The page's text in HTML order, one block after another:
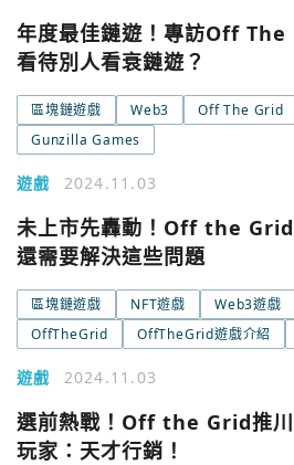
年度最佳鏈遊！專訪Off The
看待別人看衰鏈遊？
區塊鏈遊戲 Web3 Off The Grid
Gunzilla Games
遊戲 2024.11.03
未上市先轟動！Off the Grid
還需要解決這些問題
區塊鏈遊戲 NFT遊戲 Web3遊戲
OffTheGrid
OffTheGrid遊戲介紹
遊戲 2024.11.03
選前熱戰！Off the Grid推川
玩家：天才行銷！
使用以下帳號
您已閒置5分鐘，請點擊關閉按鈕